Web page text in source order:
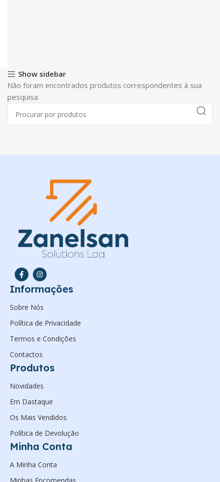
Show sidebar
Não foram encontrados produtos correspondentes à sua
pesquisa.
Informações
Sobre Nós
Política de Privacidade
Termos e Condições
Contactos
Produtos
Novidades
Em Dastaque
Os Mais Vendidos
Política de Devolução
Minha Conta
A Minha Conta